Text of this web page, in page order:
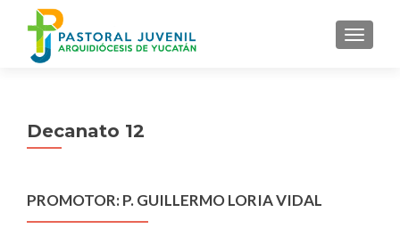
MENU
Decanato 12
PROMOTOR: P. GUILLERMO LORIA VIDAL